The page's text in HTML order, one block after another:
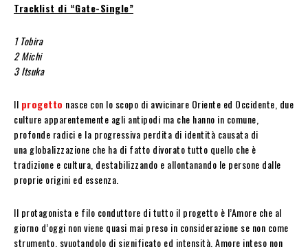
Tracklist di “Gate-Single”
1 Tobira
2 Michi
3 Itsuka
Il progetto nasce con lo scopo di avvicinare Oriente ed Occidente, due
culture apparentemente agli antipodi ma che hanno in comune,
profonde radici e la progressiva perdita di identità causata di
una globalizzazione che ha di fatto divorato tutto quello che è
tradizione e cultura, destabilizzando e allontanando le persone dalle
proprie origini ed essenza.
Il protagonista e filo conduttore di tutto il progetto è l’Amore che al
giorno d’oggi non viene quasi mai preso in considerazione se non come
strumento, svuotandolo di significato ed intensità. Amore inteso non